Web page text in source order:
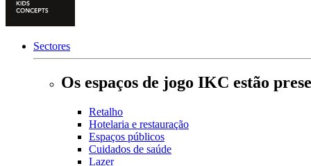
Sectores
Os espaços de jogo IKC estão
Retalho
Hotelaria e restauração
Espaços públicos
Cuidados de saúde
Lazer